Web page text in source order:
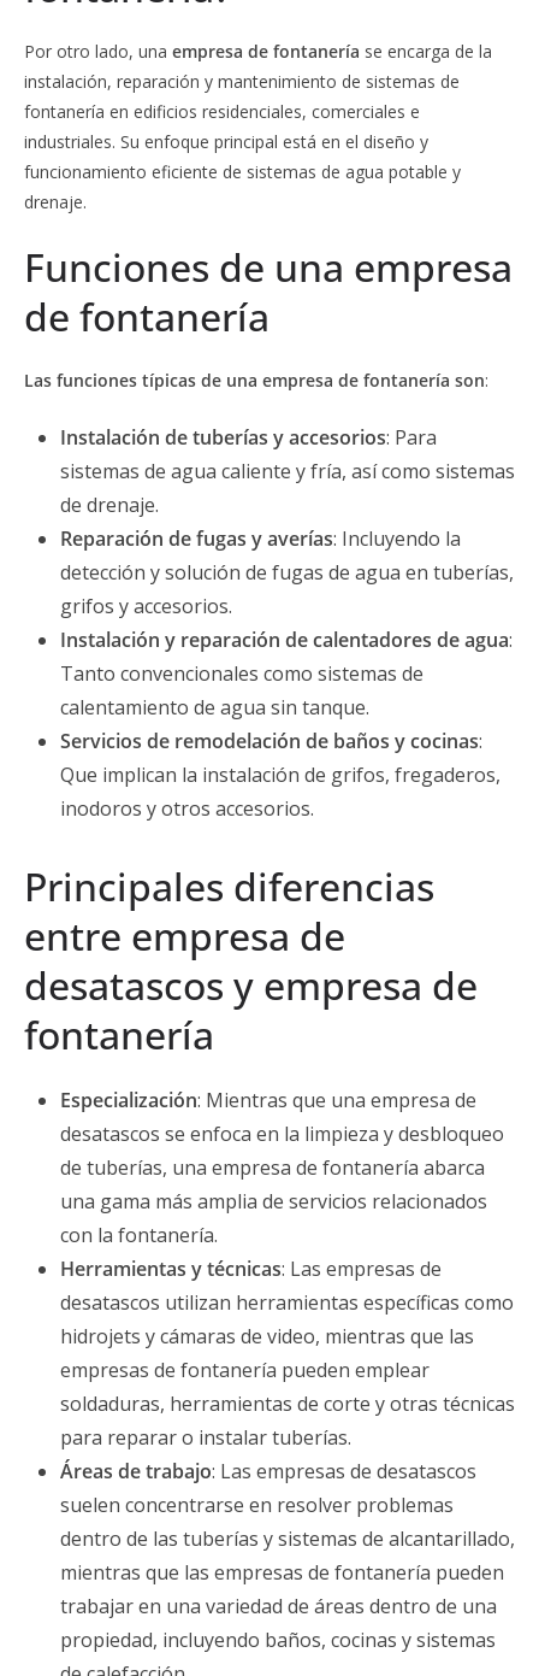
Por otro lado, una empresa de fontanería se encarga de la
instalación, reparación y mantenimiento de sistemas de
fontanería en edificios residenciales, comerciales e
industriales. Su enfoque principal está en el diseño y
funcionamiento eficiente de sistemas de agua potable y
drenaje.
Funciones de una empresa
de fontanería
Las funciones típicas de una empresa de fontanería son:
Instalación de tuberías y accesorios: Para
sistemas de agua caliente y fría, así como sistemas
de drenaje.
Reparación de fugas y averías: Incluyendo la
detección y solución de fugas de agua en tuberías,
grifos y accesorios.
Instalación y reparación de calentadores de agua:
Tanto convencionales como sistemas de
calentamiento de agua sin tanque.
Servicios de remodelación de baños y cocinas:
Que implican la instalación de grifos, fregaderos,
inodoros y otros accesorios.
Principales diferencias
entre empresa de
desatascos y empresa de
fontanería
Especialización: Mientras que una empresa de
desatascos se enfoca en la limpieza y desbloqueo
de tuberías, una empresa de fontanería abarca
una gama más amplia de servicios relacionados
con la fontanería.
Herramientas y técnicas: Las empresas de
desatascos utilizan herramientas específicas como
hidrojets y cámaras de video, mientras que las
empresas de fontanería pueden emplear
soldaduras, herramientas de corte y otras técnicas
para reparar o instalar tuberías.
Áreas de trabajo: Las empresas de desatascos
suelen concentrarse en resolver problemas
dentro de las tuberías y sistemas de alcantarillado,
mientras que las empresas de fontanería pueden
trabajar en una variedad de áreas dentro de una
propiedad, incluyendo baños, cocinas y sistemas